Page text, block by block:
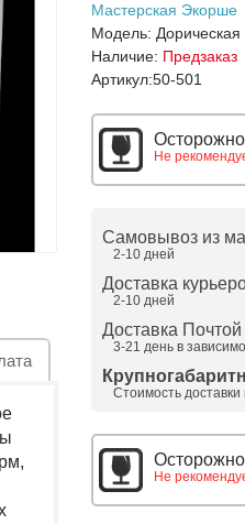
Мастерская Экорше
Модель: Дорическая
Наличие: Предзаказ
Артикул:50-501
Осторожно
Не
Самовывоз из
2-10 дней
Доставка
2-10 дней
Доставка
3-21 день в
Стоимость
Осторожно
Не